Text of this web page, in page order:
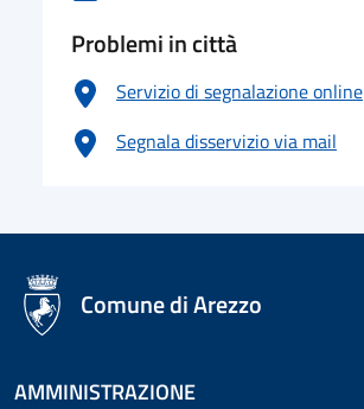
Problemi in città
Servizio di segnalazione online
Segnala disservizio via mail
logo Unione Europea
Comune di Arezzo
AMMINISTRAZIONE